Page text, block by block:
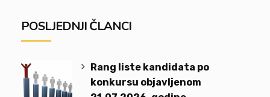
POSLJEDNJI ČLANCI
Rang liste kandidata po
konkursu objavljenom